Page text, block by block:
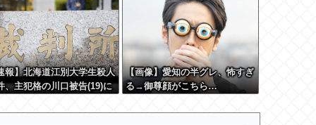
w w w w w w w
報】北海道江別大学生殺人
、主犯格の川口被告(19)に
う？？？？？？
【画像】愛知の半グレ、怖すぎ
る→御尊顔がこちら…